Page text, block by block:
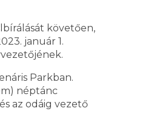
követően,
január 1.
Parkban.
néptánc
az odáig vezető